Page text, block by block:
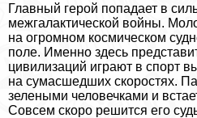
Главный герой попадает в
межгалактической войны.
на огромном космическом
поле. Именно здесь
цивилизаций играют в спорт
на cyмacшедших скоростях.
зелеными человечками и
Совсем скоро решится его